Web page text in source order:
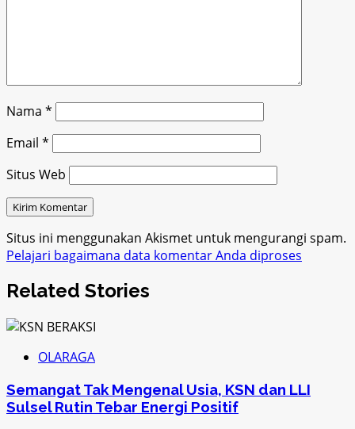
Nama *
Email *
Situs Web
Situs ini menggunakan Akismet untuk mengurangi spam.
Pelajari bagaimana data komentar Anda diproses
Related Stories
OLARAGA
Semangat Tak Mengenal Usia, KSN dan LLI
Sulsel Rutin Tebar Energi Positif